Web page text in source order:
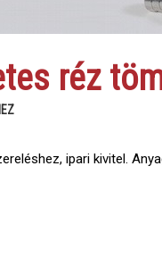
réz
ipari kivitel.